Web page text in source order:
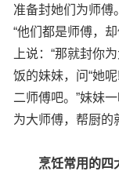
准备封她们为师傅
“他们都是师傅，
上说：“那就封你
饭的妹妹，问“她
二师傅吧。”妹妹
为大师傅，帮厨的
烹饪常用的四